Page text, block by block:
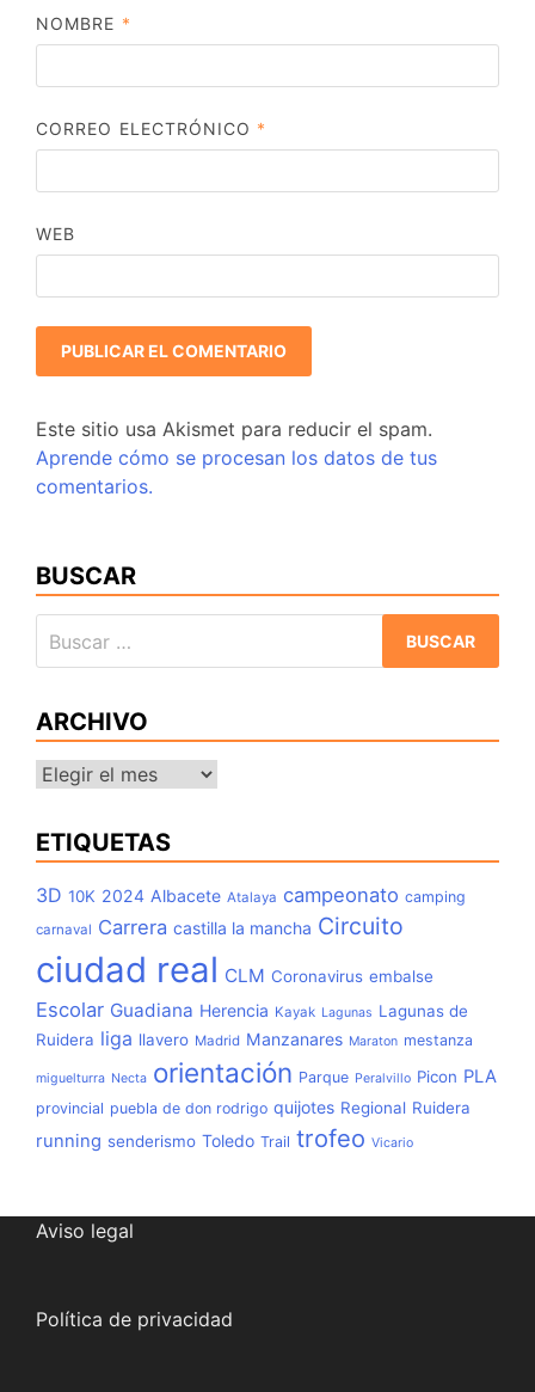
NOMBRE *
CORREO ELECTRÓNICO *
WEB
Este sitio usa Akismet para reducir el spam.
Aprende cómo se procesan los datos de tus
comentarios.
BUSCAR
ARCHIVO
Archivo
ETIQUETAS
3D 10K 2024 Albacete Atalaya campeonato camping
carnaval Carrera castilla la mancha Circuito
ciudad real CLM Coronavirus embalse
Escolar Guadiana Herencia Kayak Lagunas Lagunas de
Ruidera liga llavero Madrid Manzanares Maraton mestanza
miguelturra Necta orientación Parque Peralvillo Picon PLA
provincial puebla de don rodrigo quijotes Regional Ruidera
running senderismo Toledo Trail trofeo Vicario
Aviso legal
Política de privacidad